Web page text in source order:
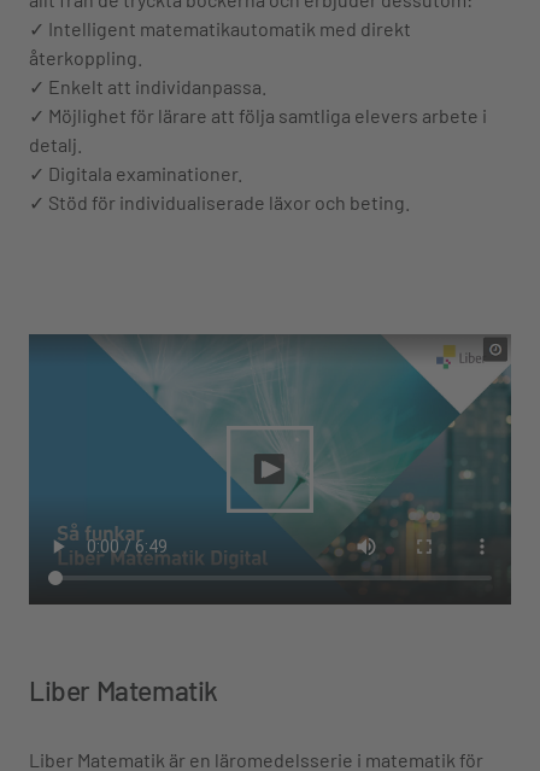
✓ Intelligent matematikautomatik med direkt
återkoppling.
✓ Enkelt att individanpassa.
✓ Möjlighet för lärare att följa samtliga elevers arbete i
detalj.
✓ Digitala examinationer.
✓ Stöd för individualiserade läxor och beting.
Liber Matematik
Liber Matematik är en läromedelsserie i matematik för